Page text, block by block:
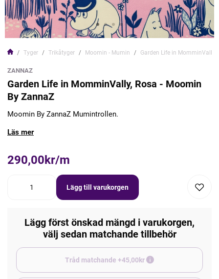
Tyger Trikåtyger Moomin - Mumin Garden Life in MomminVally,
ZANNAZ
Garden Life in MomminVally, Rosa - Moomin
By ZannaZ
Moomin By ZannaZ Mumintrollen.
Läs mer
290,00kr/m
Lägg till varukorgen
Lägg först önskad mängd i varukorgen,
välj sedan matchande tillbehör
Tråd matchande +45,00kr